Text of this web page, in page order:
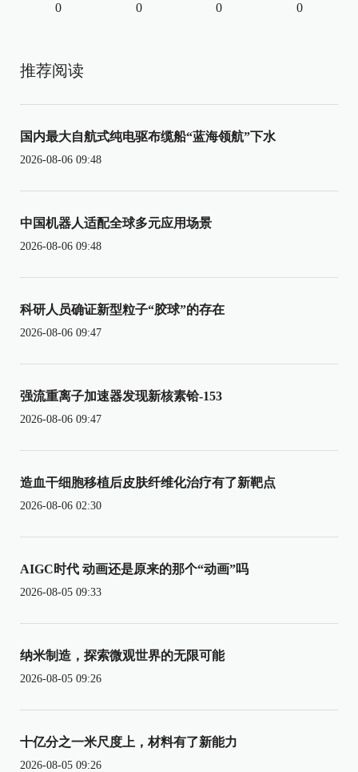
0 0 0 0
推荐阅读
国内最大自航式纯电驱布缆船“蓝海领航”下水
2026-08-06 09:48
中国机器人适配全球多元应用场景
2026-08-06 09:48
科研人员确证新型粒子“胶球”的存在
2026-08-06 09:47
强流重离子加速器发现新核素铪-153
2026-08-06 09:47
造血干细胞移植后皮肤纤维化治疗有了新靶点
2026-08-06 02:30
AIGC时代 动画还是原来的那个“动画”吗
2026-08-05 09:33
纳米制造，探索微观世界的无限可能
2026-08-05 09:26
十亿分之一米尺度上，材料有了新能力
2026-08-05 09:26